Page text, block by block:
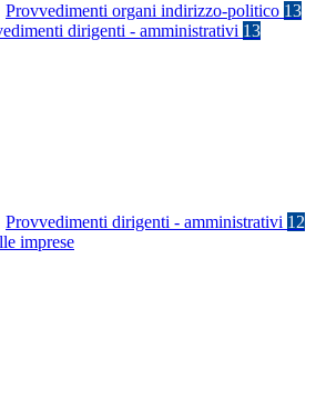
Provvedimenti organi indirizzo-politico 13
dirigenti - amministrativi 13
Provvedimenti dirigenti - amministrativi 12
imprese